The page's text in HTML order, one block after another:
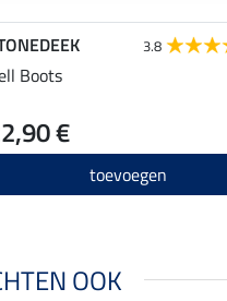
3.8
Boots
€
toevoegen
OOK